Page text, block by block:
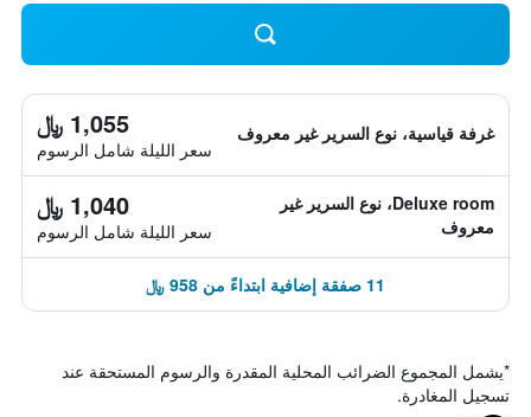
غرفة قياسية، نوع السرير غير معروف 1,055 ﷼
سعر الليلة شامل الرسوم
Deluxe room، نوع السرير غير
معروف
1,040 ﷼
سعر الليلة شامل الرسوم
11 صفقة إضافية ابتداءً من 958 ﷼
*يشمل المجموع الضرائب المحلية المقدرة والرسوم المستحقة عند
تسجيل المغادرة.